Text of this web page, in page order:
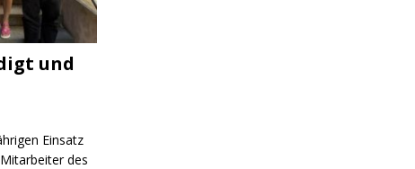
und
Einsatz
des